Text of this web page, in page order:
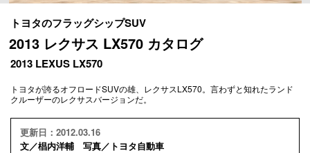
トヨタのフラッグシップSUV
2013 レクサス LX570 カタログ
2013 LEXUS LX570
トヨタが誇るオフロードSUVの雄、レクサスLX570。言わずと知れたランド
クルーザーのレクサスバージョンだ。
更新日：2012.03.16
文／椙内洋輔 写真／トヨタ自動車